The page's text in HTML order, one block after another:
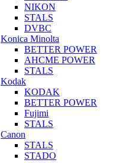
NIKON
STALS
DVBC
Konica Minolta
BETTER POWER
AHCME POWER
STALS
Kodak
KODAK
BETTER POWER
Fujimi
STALS
Canon
STALS
STADO